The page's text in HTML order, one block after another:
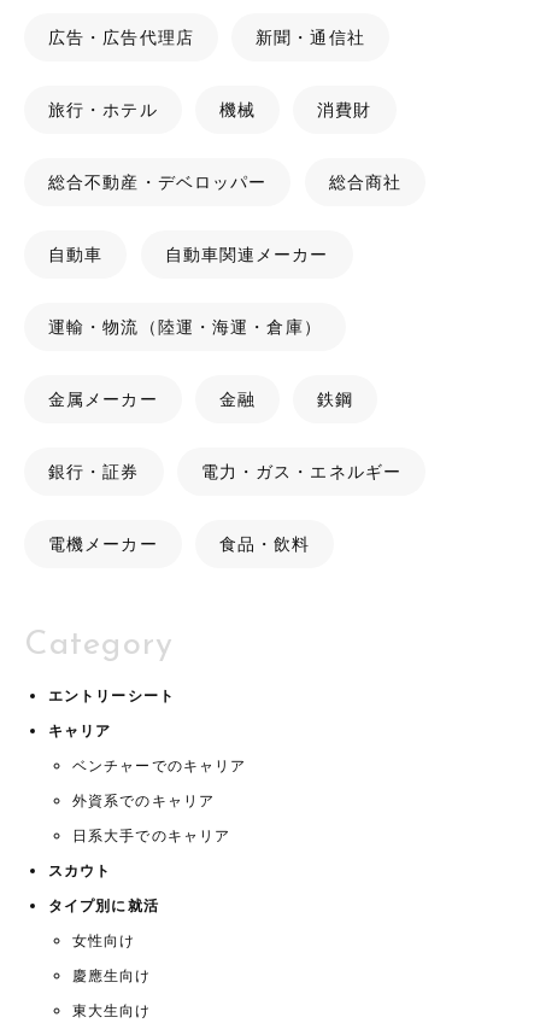
広告・広告代理店 新聞・通信社
旅行・ホテル 機械 消費財
総合不動産・デベロッパー 総合商社
自動車 自動車関連メーカー
運輸・物流（陸運・海運・倉庫）
金属メーカー 金融 鉄鋼
銀行・証券 電力・ガス・エネルギー
電機メーカー 食品・飲料
Category
エントリーシート
キャリア
ベンチャーでのキャリア
外資系でのキャリア
日系大手でのキャリア
スカウト
タイプ別に就活
女性向け
慶應生向け
東大生向け